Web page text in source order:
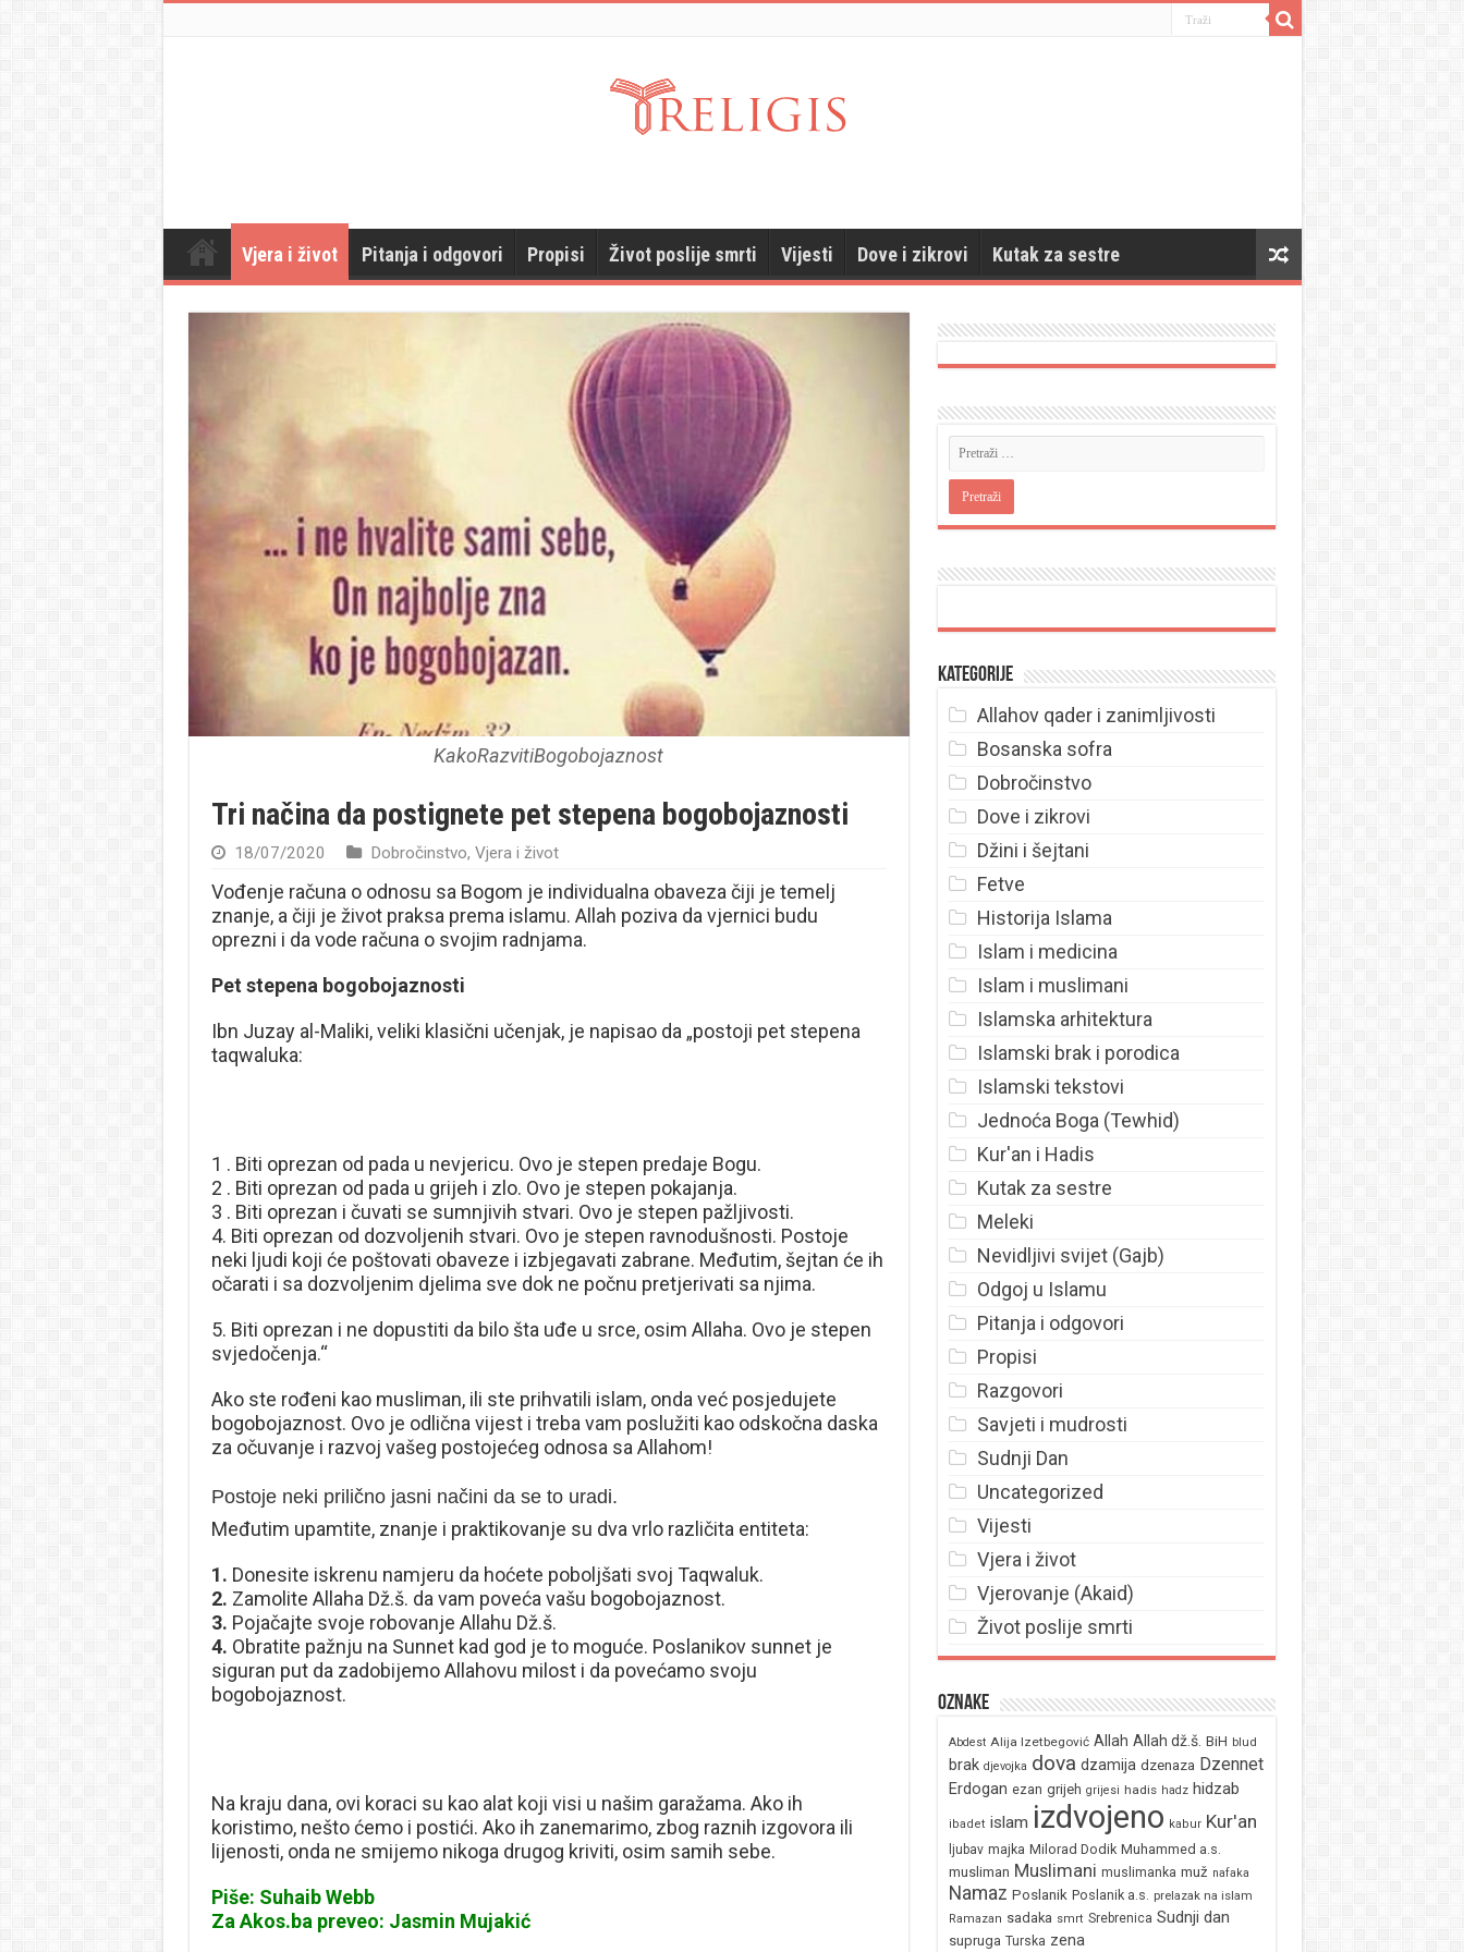
Vjera i život Pitanja i odgovori Propisi Život poslije smrti Vijesti Dove i zikrovi Kutak za sestre
KakoRazvitiBogobojaznost
Tri načina da postignete pet stepena bogobojaznosti
18/07/2020 Dobročinstvo, Vjera i život
Vođenje računa o odnosu sa Bogom je individualna obaveza čiji je temelj
znanje, a čiji je život praksa prema islamu. Allah poziva da vjernici budu
oprezni i da vode računa o svojim radnjama.
Pet stepena bogobojaznosti
Ibn Juzay al-Maliki, veliki klasični učenjak, je napisao da „postoji pet stepena
taqwaluka:
1 . Biti oprezan od pada u nevjericu. Ovo je stepen predaje Bogu.
2 . Biti oprezan od pada u grijeh i zlo. Ovo je stepen pokajanja.
3 . Biti oprezan i čuvati se sumnjivih stvari. Ovo je stepen pažljivosti.
4. Biti oprezan od dozvoljenih stvari. Ovo je stepen ravnodušnosti. Postoje
neki ljudi koji će poštovati obaveze i izbjegavati zabrane. Međutim, šejtan će ih
očarati i sa dozvoljenim djelima sve dok ne počnu pretjerivati sa njima.
5. Biti oprezan i ne dopustiti da bilo šta uđe u srce, osim Allaha. Ovo je stepen
svjedočenja.“
Ako ste rođeni kao musliman, ili ste prihvatili islam, onda već posjedujete
bogobojaznost. Ovo je odlična vijest i treba vam poslužiti kao odskočna daska
za očuvanje i razvoj vašeg postojećeg odnosa sa Allahom!
Postoje neki prilično jasni načini da se to uradi.
Međutim upamtite, znanje i praktikovanje su dva vrlo različita entiteta:
1. Donesite iskrenu namjeru da hoćete poboljšati svoj Taqwaluk.
2. Zamolite Allaha Dž.š. da vam poveća vašu bogobojaznost.
3. Pojačajte svoje robovanje Allahu Dž.š.
4. Obratite pažnju na Sunnet kad god je to moguće. Poslanikov sunnet je
siguran put da zadobijemo Allahovu milost i da povećamo svoju
bogobojaznost.
Na kraju dana, ovi koraci su kao alat koji visi u našim garažama. Ako ih
koristimo, nešto ćemo i postići. Ako ih zanemarimo, zbog raznih izgovora ili
lijenosti, onda ne smijemo nikoga drugog kriviti, osim samih sebe.
Piše: Suhaib Webb
Za Akos.ba preveo: Jasmin Mujakić
Kategorije
Allahov qader i zanimljivosti
Bosanska sofra
Dobročinstvo
Dove i zikrovi
Džini i šejtani
Fetve
Historija Islama
Islam i medicina
Islam i muslimani
Islamska arhitektura
Islamski brak i porodica
Islamski tekstovi
Jednoća Boga (Tewhid)
Kur'an i Hadis
Kutak za sestre
Meleki
Nevidljivi svijet (Gajb)
Odgoj u Islamu
Pitanja i odgovori
Propisi
Razgovori
Savjeti i mudrosti
Sudnji Dan
Uncategorized
Vijesti
Vjera i život
Vjerovanje (Akaid)
Život poslije smrti
Oznake
Abdest Alija Izetbegović Allah Allah dž.š. BiH blud
brak djevojka dova dzamija dzenaza Dzennet
Erdogan ezan grijeh grijesi hadis hadz hidzab
ibadet islam izdvojeno kabur Kur'an
ljubav majka Milorad Dodik Muhammed a.s.
musliman Muslimani muslimanka muž nafaka
Namaz Poslanik Poslanik a.s. prelazak na islam
Ramazan sadaka smrt Srebrenica Sudnji dan
supruga Turska zena